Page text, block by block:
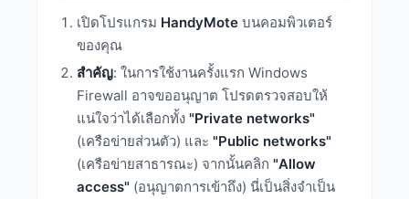
เปิดโปรแกรม HandyMoteบนคอมพิวเตอร์
ของคุณ
สำคัญ: ในการใช้งานครั้งแรก Windows
Firewall อาจขออนุญาต โปรดตรวจสอบให้
แน่ใจว่าได้เลือกทั้ง "Private networks"
(เครือข่ายส่วนตัว) และ "Public networks"
(เครือข่ายสาธารณะ) จากนั้นคลิก "Allow
access" (อนุญาตการเข้าถึง) นี่เป็นสิ่งจำเป็น